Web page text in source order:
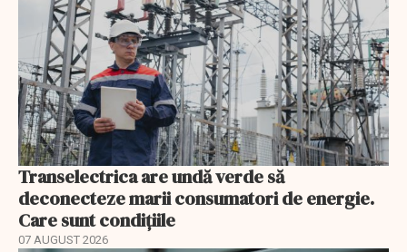
Transelectrica are undă verde să
deconecteze marii consumatori de energie.
Care sunt condițiile
07 AUGUST 2026